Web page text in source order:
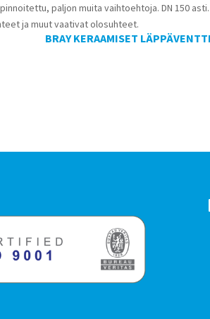
paljon muita vaihtoehtoja. DN 150 asti.
ja muut vaativat olosuhteet.
BRAY KERAAMISET